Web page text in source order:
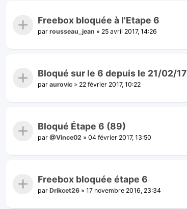
Freebox bloquée à l'Etape 6
par rousseau_jean » 25 avril 2017, 14:26
Bloqué sur le 6 depuis le 21/02/17
par aurovic » 22 février 2017, 10:22
Bloqué Étape 6 (89)
par @Vince02 » 04 février 2017, 13:50
Freebox bloquée étape 6
par Drikcet26 » 17 novembre 2016, 23:34